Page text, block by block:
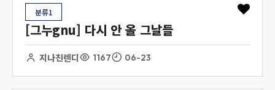
분류1
[그누gnu] 다시 안 올 그날들
지나친렌디 1167 06-23